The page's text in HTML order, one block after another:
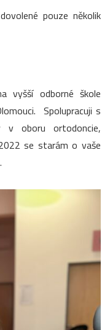
pouze několik
vyšší odborné škole
Spolupracuji s
v oboru ortodoncie,
se starám o vaše